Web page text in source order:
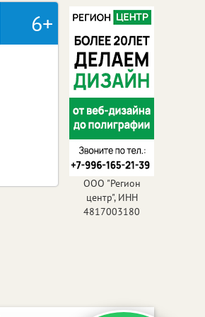
6+
ООО "Регион
центр", ИНН
4817003180